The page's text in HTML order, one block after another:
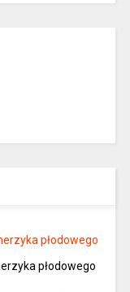
płodowego
płodowego